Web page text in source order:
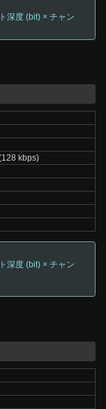
深度 (bit) × チャン
kbps)
深度 (bit) × チャン